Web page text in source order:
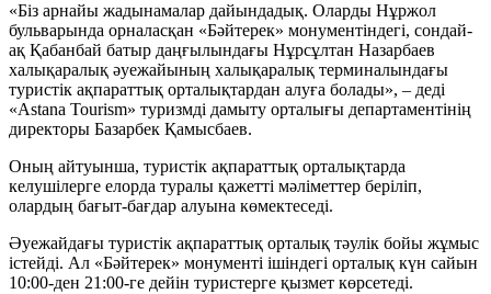
«Біз арнайы жадынамалар дайындадық. Оларды Нұржол
бульварында орналасқан «Бәйтерек» монументіндегі, сондай-
ақ Қабанбай батыр даңғылындағы Нұрсұлтан Назарбаев
халықаралық әуежайының халықаралық терминалындағы
туристік ақпараттық орталықтардан алуға болады», – деді
«Astana Tourism» туризмді дамыту орталығы департаментінің
директоры Базарбек Қамысбаев.
Оның айтуынша, туристік ақпараттық орталықтарда
келушілерге елорда туралы қажетті мәліметтер беріліп,
олардың бағыт-бағдар алуына көмектеседі.
Әуежайдағы туристік ақпараттық орталық тәулік бойы жұмыс
істейді. Ал «Бәйтерек» монументі ішіндегі орталық күн сайын
10:00-ден 21:00-ге дейін туристерге қызмет көрсетеді.